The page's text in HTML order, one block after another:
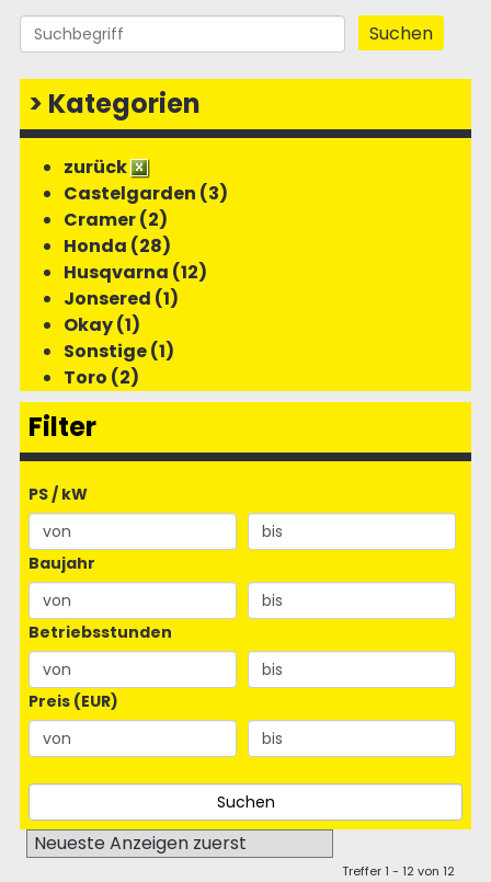
> Kategorien
zurück
Castelgarden (3)
Cramer (2)
Honda (28)
Husqvarna (12)
Jonsered (1)
Okay (1)
Sonstige (1)
Toro (2)
Filter
PS / kW
Baujahr
Betriebsstunden
Preis (EUR)
Treffer 1 - 12 von 12